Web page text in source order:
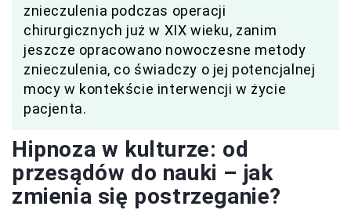
znieczulenia podczas operacji
chirurgicznych już w XIX wieku, zanim
jeszcze opracowano nowoczesne metody
znieczulenia, co świadczy o jej potencjalnej
mocy w kontekście interwencji w życie
pacjenta.
Hipnoza w kulturze: od
przesądów do nauki – jak
zmienia się postrzeganie?